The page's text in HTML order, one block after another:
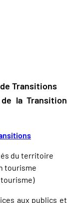
Transitions
la Transition
du territoire
tourisme
aux publics et